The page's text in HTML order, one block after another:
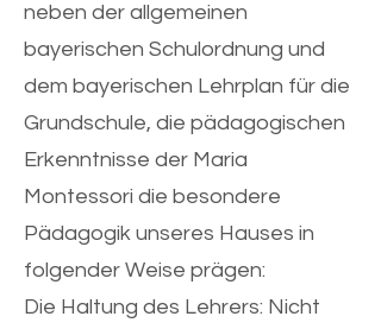
neben der allgemeinen
bayerischen Schulordnung und
dem bayerischen Lehrplan für die
Grundschule, die pädagogischen
Erkenntnisse der Maria
Montessori die besondere
Pädagogik unseres Hauses in
folgender Weise prägen:
Die Haltung des Lehrers: Nicht